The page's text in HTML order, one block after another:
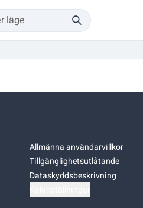
Allmänna användarvillkor
Tillgänglighetsutlåtande
Dataskyddsbeskrivning